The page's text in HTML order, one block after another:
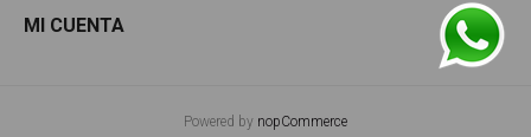
MI CUENTA
Powered by nopCommerce